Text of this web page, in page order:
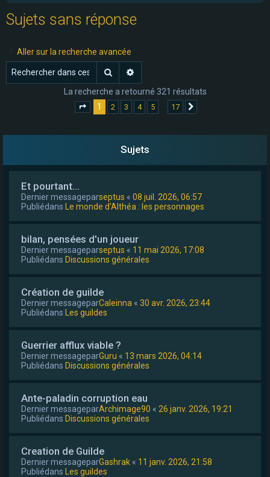
Sujets sans réponse
Aller sur la recherche avancée
Rechercher
La recherche a retourné 321 résultats
Page sur17
1 2 3 4 5 … 17
Sujets
Et pourtant...
Dernier messageparseptus « 08 juil. 2026, 06:57
Publiédans
Le monde d'Althéa : les personnages
bilan, pensées d'un joueur
Dernier messageparseptus « 11 mai 2026, 17:08
Publiédans Discussions générales
Création de guilde
Dernier messageparCaleinna « 30 avr. 2026, 23:44
Publiédans
Les guildes
Guerrier afflux viable ?
Dernier messageparGuru « 13 mars 2026, 04:14
Publiédans Discussions générales
Ante-paladin corruption eau
Dernier messageparArchimage90 « 26 janv. 2026, 19:21
Publiédans Discussions générales
Creation de Guilde
Dernier messageparGashrak « 11 janv. 2026, 21:58
Publiédans
Les guildes